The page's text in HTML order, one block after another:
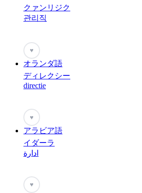
クァンリジク
관리직
♥
オランダ語
ディレクシー
directie
♥
アラビア語
イダーラ
ادارة
♥